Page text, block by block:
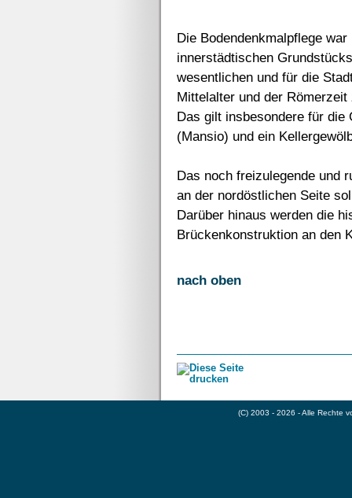
Die Bodendenkmalpflege
innerstädtischen
wesentlichen und für die
Mittelalter und der
Das gilt insbesondere für die
(Mansio) und ein
Das noch freizulegende und
an der nordöstlichen Seite
Darüber hinaus werden die
Brückenkonstruktion an den
nach oben
(C) 2003 - 2026 - Alle Rechte